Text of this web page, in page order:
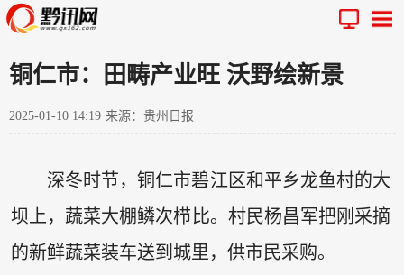
铜仁市：田畴产业旺 沃野绘新景
2025-01-10 14:19 来源：贵州日报
深冬时节，铜仁市碧江区和平乡龙鱼村的大
坝上，蔬菜大棚鳞次栉比。村民杨昌军把刚采摘
的新鲜蔬菜装车送到城里，供市民采购。